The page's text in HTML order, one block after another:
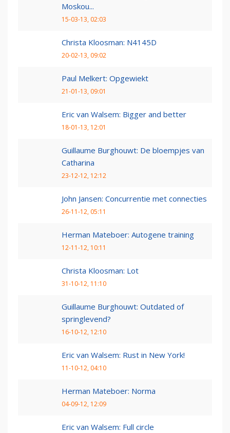
Moskou...
15-03-13, 02:03
Christa Kloosman: N4145D
20-02-13, 09:02
Paul Melkert: Opgewiekt
21-01-13, 09:01
Eric van Walsem: Bigger and better
18-01-13, 12:01
Guillaume Burghouwt: De bloempjes van
Catharina
23-12-12, 12:12
John Jansen: Concurrentie met connecties
26-11-12, 05:11
Herman Mateboer: Autogene training
12-11-12, 10:11
Christa Kloosman: Lot
31-10-12, 11:10
Guillaume Burghouwt: Outdated of
springlevend?
16-10-12, 12:10
Eric van Walsem: Rust in New York!
11-10-12, 04:10
Herman Mateboer: Norma
04-09-12, 12:09
Eric van Walsem: Full circle